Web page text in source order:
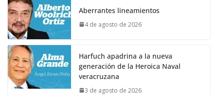
Aberrantes lineamientos
4 de agosto de 2026
Harfuch apadrina a la nueva
generación de la Heroica Naval
veracruzana
3 de agosto de 2026